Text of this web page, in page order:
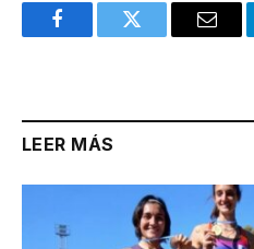
FacebookTwitter Email
LEER MÁS